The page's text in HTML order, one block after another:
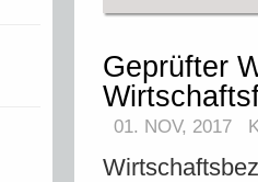
Geprüfter
01. NOV, 2017